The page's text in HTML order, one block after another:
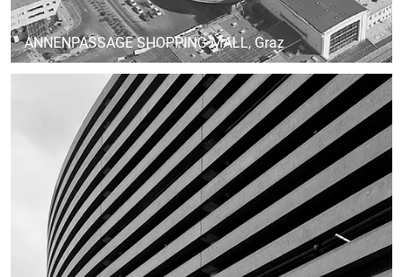
ANNENPASSAGE SHOPPING MALL, Graz